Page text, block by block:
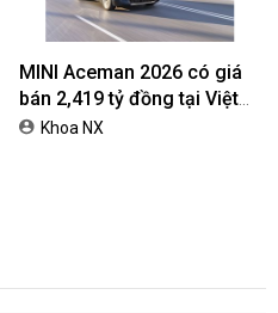
MINI Aceman 2026 có giá
bán 2,419 tỷ đồng tại Việt
NamKhoa NX